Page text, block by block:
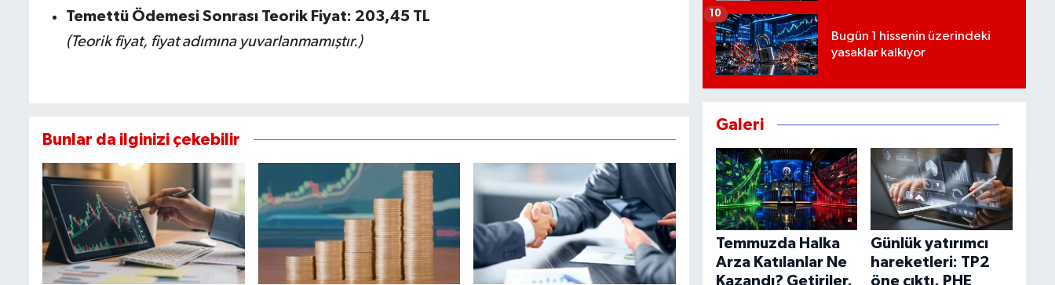
Temettü Ödemesi Sonrası Teorik Fiyat: 203,45 TL
(Teorik fiyat, fiyat adımına yuvarlanmamıştır.)
Bunlar da ilginizi çekebilir
Bugün 1 hissenin üzerindeki
yasaklar kalkıyor
10
Galeri
Temmuzda Halka
Arza Katılanlar Ne
Kazandı? Getiriler,
Günlük yatırımcı
hareketleri: TP2
öne çıktı, PHE